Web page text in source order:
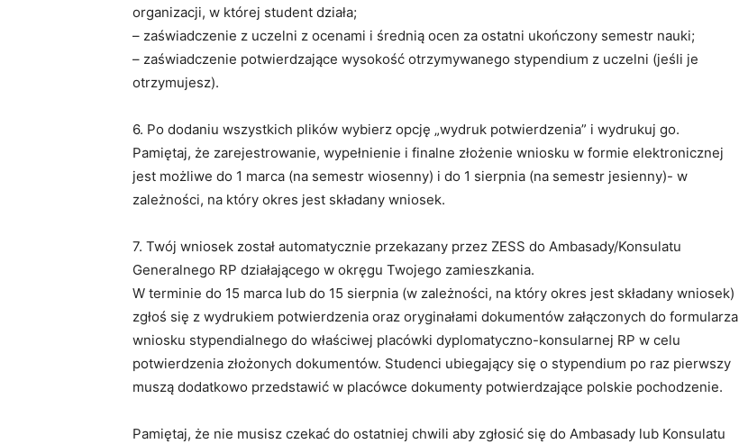
organizacji, w której student działa;
– zaświadczenie z uczelni z ocenami i średnią ocen za ostatni ukończony semestr nauki;
– zaświadczenie potwierdzające wysokość otrzymywanego stypendium z uczelni (jeśli je
otrzymujesz).
6. Po dodaniu wszystkich plików wybierz opcję „wydruk potwierdzenia” i wydrukuj go.
Pamiętaj, że zarejestrowanie, wypełnienie i finalne złożenie wniosku w formie elektronicznej
jest możliwe do 1 marca (na semestr wiosenny) i do 1 sierpnia (na semestr jesienny)- w
zależności, na który okres jest składany wniosek.
7. Twój wniosek został automatycznie przekazany przez ZESS do Ambasady/Konsulatu
Generalnego RP działającego w okręgu Twojego zamieszkania.
W terminie do 15 marca lub do 15 sierpnia (w zależności, na który okres jest składany wniosek)
zgłoś się z wydrukiem potwierdzenia oraz oryginałami dokumentów załączonych do formularza
wniosku stypendialnego do właściwej placówki dyplomatyczno-konsularnej RP w celu
potwierdzenia złożonych dokumentów. Studenci ubiegający się o stypendium po raz pierwszy
muszą dodatkowo przedstawić w placówce dokumenty potwierdzające polskie pochodzenie.
Pamiętaj, że nie musisz czekać do ostatniej chwili aby zgłosić się do Ambasady lub Konsulatu